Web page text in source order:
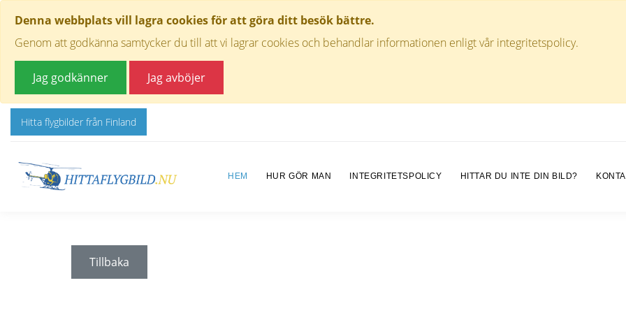
Denna webbplats vill lagra cookies för att göra ditt besök bättre.
Genom att godkänna samtycker du till att vi lagrar cookies och behandlar informationen enligt vår integritetspolicy.
Jag godkänner Jag avböjer
Hitta flygbilder från Finland
HEM HUR GÖR MAN INTEGRITETSPOLICY HITTAR DU INTE DIN BILD?
Tillbaka